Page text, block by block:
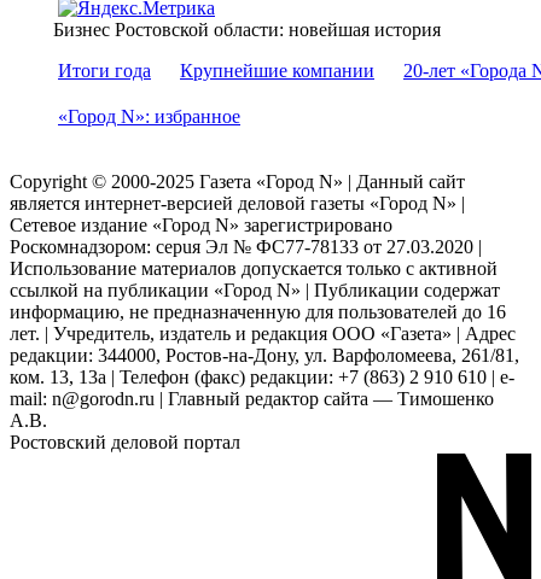
Бизнес Ростовской области: новейшая история
Итоги года
Крупнейшие компании 20-лет «Города
«Город N»: избранное
Copyright © 2000-2025 Газета «Город N» | Данный сайт
является интернет-версией деловой газеты «Город N» |
Сетевое издание «Город N» зарегистрировано
Роскомнадзором: серuя Эл № ФС77-78133 от 27.03.2020 |
Использование материалов допускается только с активной
ссылкой на публикации «Город N» | Публикации содержат
информацию, не предназначенную для пользователей до 16
лет. | Учредитель, издатель и редакция ООО «Газета» | Адрес
редакции: 344000, Ростов-на-Дону, ул. Варфоломеева, 261/81,
ком. 13, 13а | Телефон (факс) редакции: +7 (863) 2 910 610 | e-
mail: n@gorodn.ru | Главный редактор сайта — Тимошенко
А.В.
Ростовский деловой портал